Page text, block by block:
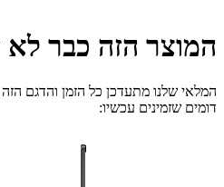
המוצר הזה כבר לא
המלאי שלנו מתעדכן כל הזמן והדגם
דומים שזמינים עכשיו: